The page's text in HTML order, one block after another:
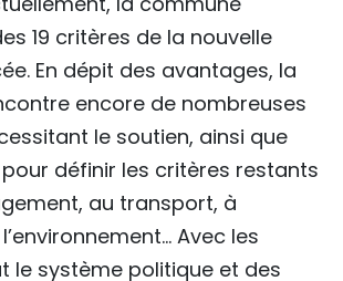
19 critères de la nouvelle
En dépit des avantages, la
encore de nombreuses
le soutien, ainsi que
définir les critères restants
au transport, à
Avec les
le système politique et des